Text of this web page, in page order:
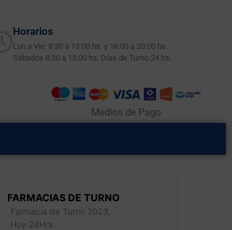
Horarios
Lun a Vie: 8:30 a 13:00 hs. y 16:00 a 20:00 hs.
Sábados 8:30 a 13:00 hs. Días de Turno 24 hs.
Medios de Pago
FARMACIAS DE TURNO
Farmacia de Turno 2023,
Hoy 24Hrs